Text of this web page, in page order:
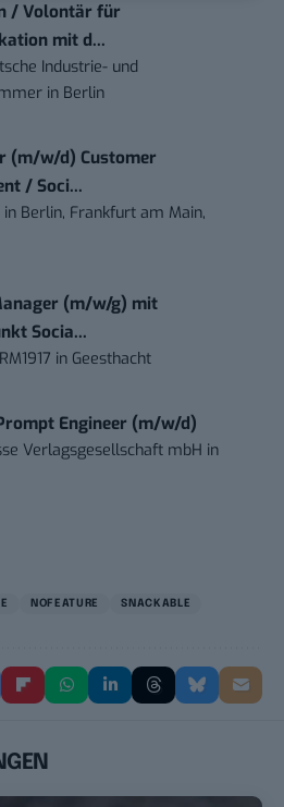
/ Volontär für
mit d...
Industrie- und
in Berlin
(m/w/d) Customer
/ Soci...
in Berlin, Frankfurt am Main,
(m/w/g) mit
Socia...
in Geesthacht
Engineer (m/w/d)
Verlagsgesellschaft mbH in
NOFEATURE SNACKABLE